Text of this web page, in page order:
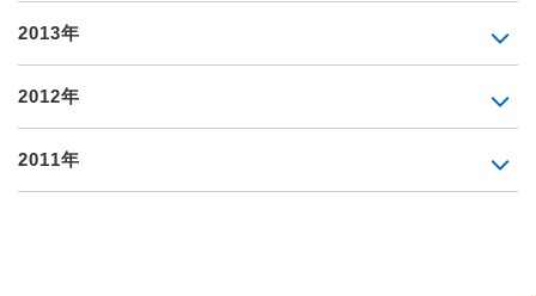
2013年
2012年
2011年